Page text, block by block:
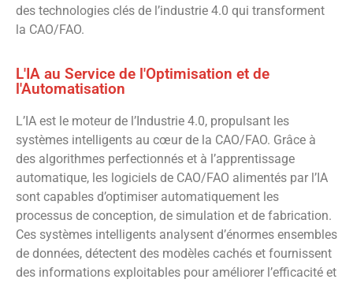
des technologies clés de l’industrie 4.0 qui transforment
la CAO/FAO.
L'IA au Service de l'Optimisation et de
l'Automatisation
L’IA est le moteur de l’Industrie 4.0, propulsant les
systèmes intelligents au cœur de la CAO/FAO. Grâce à
des algorithmes perfectionnés et à l’apprentissage
automatique, les logiciels de CAO/FAO alimentés par l’IA
sont capables d’optimiser automatiquement les
processus de conception, de simulation et de fabrication.
Ces systèmes intelligents analysent d’énormes ensembles
de données, détectent des modèles cachés et fournissent
des informations exploitables pour améliorer l’efficacité et